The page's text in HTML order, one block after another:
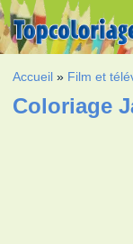
Accueil » Film et
Coloriage